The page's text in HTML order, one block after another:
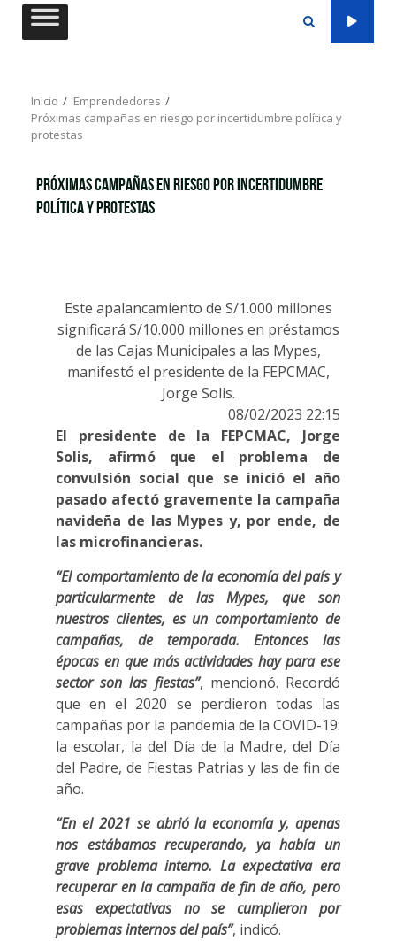
Saltar
Inicio
Emprendedores
Próximas campañas en riesgo por incertidumbre política y
protestas
Próximas campañas en riesgo por incertidumbre
política y protestas
Este apalancamiento de S/1.000 millones
significará S/10.000 millones en préstamos
de las Cajas Municipales a las Mypes,
manifestó el presidente de la FEPCMAC,
Jorge Solis.
08/02/2023 22:15
El presidente de la FEPCMAC, Jorge
Solis, afirmó que el problema de
convulsión social que se inició el año
pasado afectó gravemente la campaña
navideña de las Mypes y, por ende, de
las microfinancieras.
“El comportamiento de la economía del país y
particularmente de las Mypes, que son
nuestros clientes, es un comportamiento de
campañas, de temporada. Entonces las
épocas en que más actividades hay para ese
sector son las fiestas”, mencionó. Recordó
que en el 2020 se perdieron todas las
campañas por la pandemia de la COVID-19:
la escolar, la del Día de la Madre, del Día
del Padre, de Fiestas Patrias y las de fin de
año.
“En el 2021 se abrió la economía y, apenas
nos estábamos recuperando, ya había un
grave problema interno. La expectativa era
recuperar en la campaña de fin de año, pero
esas expectativas no se cumplieron por
problemas internos del país”, indicó.